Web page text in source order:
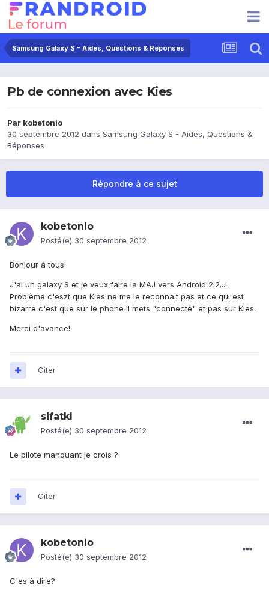
Samsung Galaxy S - Aides, Questions & Réponses
Pb de connexion avec Kies
Par kobetonio
30 septembre 2012 dans Samsung Galaxy S - Aides, Questions &
Réponses
Répondre à ce sujet
kobetonio
Posté(e) 30 septembre 2012
Bonjour à tous!
J'ai un galaxy S et je veux faire la MAJ vers Android 2.2...!
Problème c'eszt que Kies ne me le reconnait pas et ce qui est
bizarre c'est que sur le phone il mets "connecté" et pas sur Kies.
Merci d'avance!
Citer
sifatkl
Posté(e) 30 septembre 2012
Le pilote manquant je crois ?
Citer
kobetonio
Posté(e) 30 septembre 2012
C'es à dire?